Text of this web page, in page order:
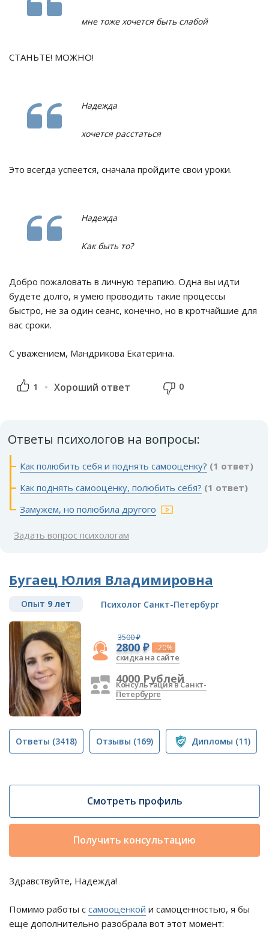
мне тоже хочется быть слабой
СТАНЬТЕ! МОЖНО!
Надежда
хочется расстаться
Это всегда успеется, сначала пройдите свои уроки.
Надежда
Как быть то?
Добро пожаловать в личную терапию. Одна вы идти
будете долго, я умею проводить такие процессы
быстро, не за один сеанс, конечно, но в кротчайшие для
вас сроки.
С уважением, Мандрикова Екатерина.
1 Хороший ответ 0
Ответы психологов на вопросы:
Как полюбить себя и поднять самооценку? (1 ответ)
Как поднять самооценку, полюбить себя? (1 ответ)
Замужем, но полюбила другого
Задать вопрос психологам
Бугаец Юлия Владимировна
Опыт 9 лет Психолог Санкт-Петербург
3500 ₽
2800 ₽ -20%
скидка на сайте
4000 Рублей
Консультация в Санкт-
Петербурге
Ответы (3418) Отзывы (169) Дипломы (11)
Смотреть профиль
Получить консультацию
Здравствуйте, Надежда!
Помимо работы с самооценкой и самоценностью, я бы
еще дополнительно разобрала вот этот момент: